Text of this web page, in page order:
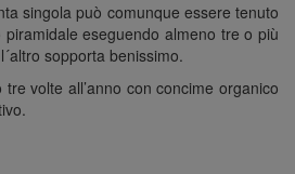
singola può comunque essere tenuto
eseguendo almeno tre o più
sopporta benissimo.
volte all’anno con concime organico